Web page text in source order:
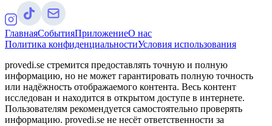
ГлавнаяСобытияПриложениеО нас
Политика конфиденциальностиУсловия использования
provedi.se стремится предоставлять точную и полную
информацию, но не может гарантировать полную точность
или надёжность отображаемого контента. Весь контент
исследован и находится в открытом доступе в интернете.
Пользователям рекомендуется самостоятельно проверять
информацию. provedi.se не несёт ответственности за